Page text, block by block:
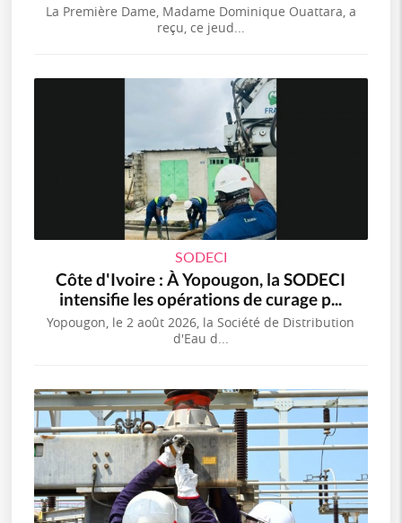
La Première Dame, Madame Dominique Ouattara, a
reçu, ce jeud...
SODECI
Côte d'Ivoire : À Yopougon, la SODECI
intensifie les opérations de curage p...
Yopougon, le 2 août 2026, la Société de Distribution
d'Eau d...